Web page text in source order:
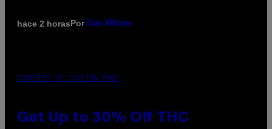
hace 2 horasPor Dan Milam
COURTESY OF CYCLING FROG
Get Up to 30% Off THC